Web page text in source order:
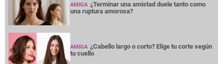
AMIGA ¿Terminar una amistad duele tanto como
una ruptura amorosa?
AMIGA ¿Cabello largo o corto? Elige tu corte según
tu cuello